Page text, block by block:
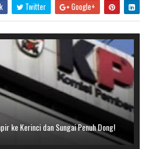
Twitter Google+
ke Kerinci dan Sungai Penuh Dong!